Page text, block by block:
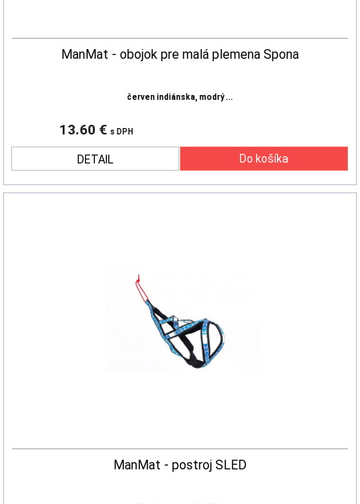
ManMat - obojok pre malá plemena Spona
červen indiánska, modrý ...
13.60 € s DPH
DETAIL
ManMat - postroj SLED